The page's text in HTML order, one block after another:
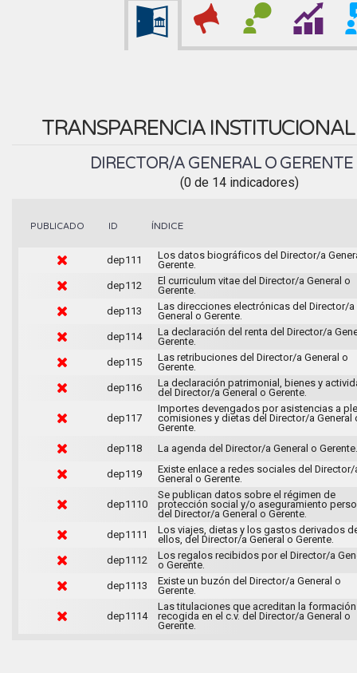
TRANSPARENCIA
DIRECTOR/A GENERAL O GERENTE
(0 de 14 indicadores)
PUBLICADO ID ÍNDICE
dep111
Los datos biográficos del Director/a
Gerente.
dep112
El curriculum vitae del Director/a General o
Gerente.
dep113
Las direcciones electrónicas del Director/a
General o Gerente.
dep114
La declaración del renta del Director/a
Gerente.
dep115
Las retribuciones del Director/a General o
Gerente.
dep116
La declaración patrimonial, bienes y
del Director/a General o Gerente.
dep117
Importes devengados por asistencias a
comisiones y dietas del Director/a General
Gerente.
dep118
La agenda del Director/a General o Gerente.
dep119
Existe enlace a redes sociales del Director/
General o Gerente.
dep1110
Se publican datos sobre el régimen de
protección social y/o aseguramiento
del Director/a General o Gerente.
dep1111
Los viajes, dietas y los gastos derivados
ellos, del Director/a General o Gerente.
dep1112
Los regalos recibidos por el Director/a
o Gerente.
dep1113
Existe un buzón del Director/a General o
Gerente.
dep1114
Las titulaciones que acreditan la formación
recogida en el c.v. del Director/a General o
Gerente.